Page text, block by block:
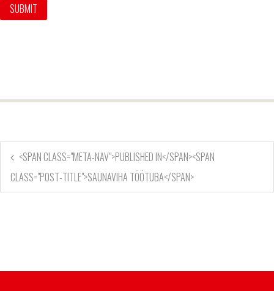
<SPAN CLASS="META-NAV">PUBLISHED IN</SPAN><SPAN
CLASS="POST-TITLE">SAUNAVIHA TÖÖTUBA</SPAN>